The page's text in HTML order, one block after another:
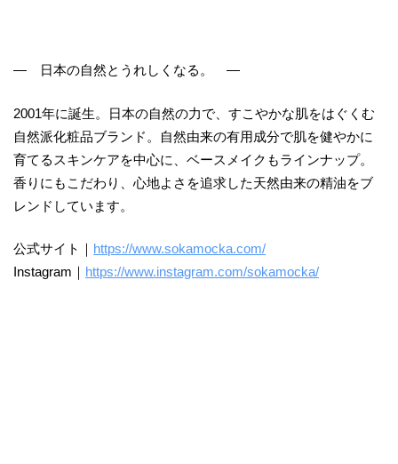
― 日本の自然とうれしくなる。 ―
2001年に誕生。日本の自然の力で、すこやかな肌をはぐくむ
自然派化粧品ブランド。自然由来の有用成分で肌を健やかに
育てるスキンケアを中心に、ベースメイクもラインナップ。
香りにもこだわり、心地よさを追求した天然由来の精油をブ
レンドしています。
公式サイト｜ https://www.sokamocka.com/
Instagram｜ https://www.instagram.com/sokamocka/